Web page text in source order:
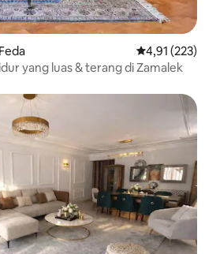
Nilai rata-rata
4,91 (223)
yang luas & terang di Zamalek